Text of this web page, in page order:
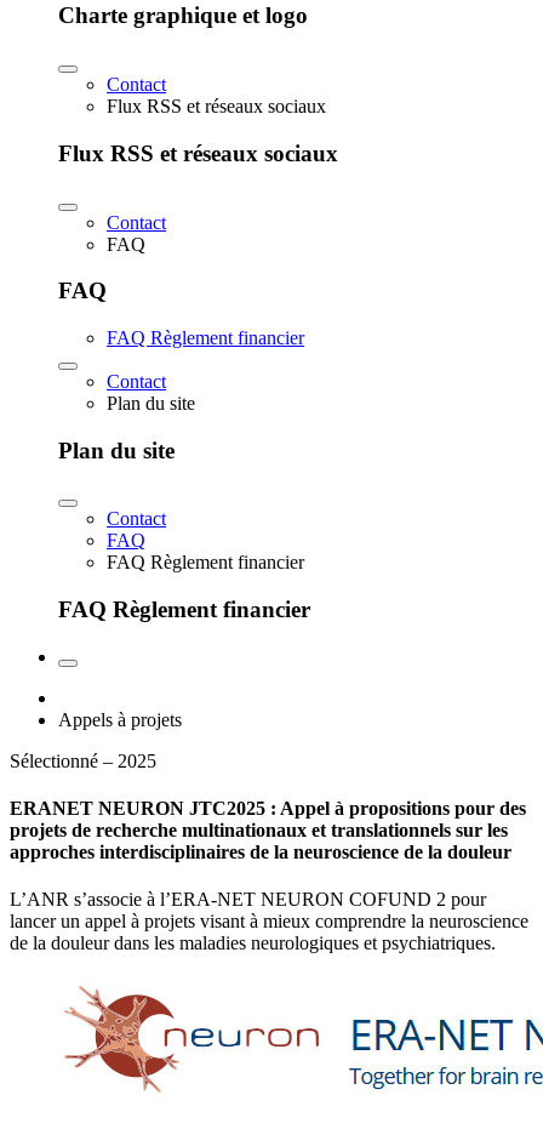
Charte graphique et logo
Contact
Flux RSS et réseaux sociaux
Flux RSS et réseaux sociaux
Contact
FAQ
FAQ
FAQ Règlement financier
Contact
Plan du site
Plan du site
Contact
FAQ
FAQ Règlement financier
FAQ Règlement financier
Appels à projets
Sélectionné – 2025
ERANET NEURON JTC2025 : Appel à propositions pour des
projets de recherche multinationaux et translationnels sur les
approches interdisciplinaires de la neuroscience de la douleur
L’ANR s’associe à l’ERA-NET NEURON COFUND 2 pour
lancer un appel à projets visant à mieux comprendre la neuroscience
de la douleur dans les maladies neurologiques et psychiatriques.